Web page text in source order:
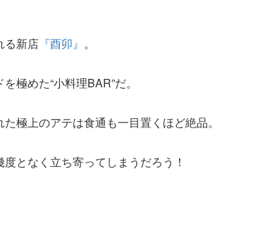
る新店 『酉卯』 。
極めた“小料理BAR”だ。
極上のアテは食通も一目置くほど絶品。
となく立ち寄ってしまうだろう！